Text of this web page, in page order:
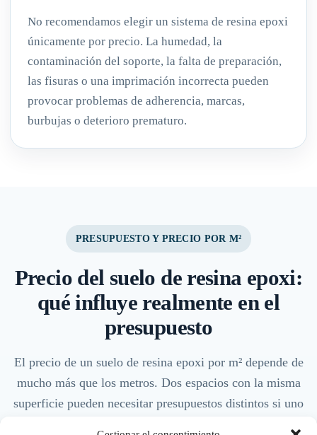
No recomendamos elegir un sistema de resina epoxi
únicamente por precio. La humedad, la
contaminación del soporte, la falta de preparación,
las fisuras o una imprimación incorrecta pueden
provocar problemas de adherencia, marcas,
burbujas o deterioro prematuro.
PRESUPUESTO Y PRECIO POR M²
Precio del suelo de resina epoxi:
qué influye realmente en el
presupuesto
El precio de un suelo de resina epoxi por m² depende de
mucho más que los metros. Dos espacios con la misma
superficie pueden necesitar presupuestos distintos si uno